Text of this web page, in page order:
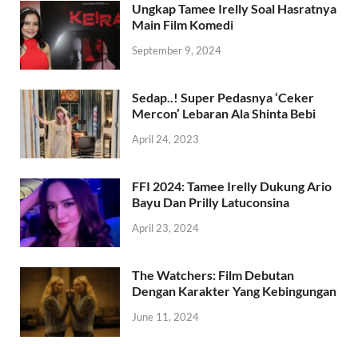
Ungkap Tamee Irelly Soal Hasratnya
Main Film Komedi
September 9, 2024
Sedap..! Super Pedasnya ‘Ceker
Mercon’ Lebaran Ala Shinta Bebi
April 24, 2023
FFI 2024: Tamee Irelly Dukung Ario
Bayu Dan Prilly Latuconsina
April 23, 2024
The Watchers: Film Debutan
Dengan Karakter Yang Kebingungan
June 11, 2024